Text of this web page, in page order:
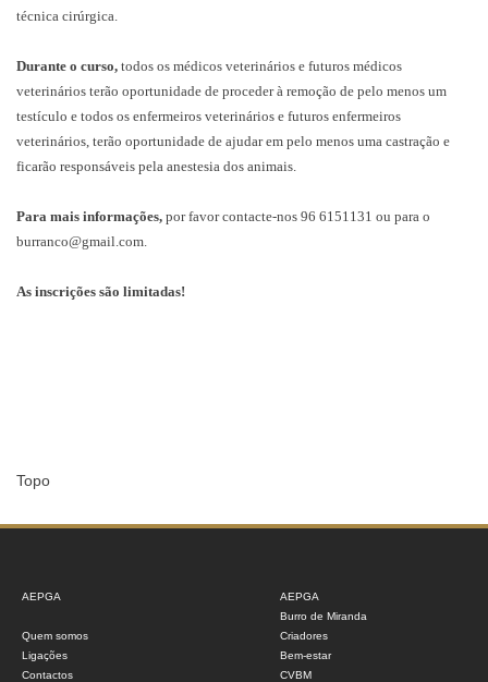
técnica cirúrgica.
Durante o curso, todos os médicos veterinários e futuros médicos
veterinários terão oportunidade de proceder à remoção de pelo menos um
testículo e todos os enfermeiros veterinários e futuros enfermeiros
veterinários, terão oportunidade de ajudar em pelo menos uma castração e
ficarão responsáveis pela anestesia dos animais.
Para mais informações, por favor contacte-nos 96 6151131 ou para o
burranco@gmail.com.
As inscrições são limitadas!
Topo
AEPGA
Quem somos
Ligações
Contactos
AEPGA
Burro de Miranda
Criadores
Bem-estar
CVBM